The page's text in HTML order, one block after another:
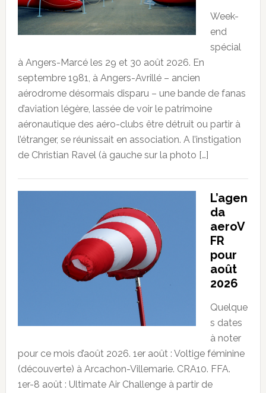
Week-
end
spécial
à Angers-Marcé les 29 et 30 août 2026. En
septembre 1981, à Angers-Avrillé – ancien
aérodrome désormais disparu – une bande de fanas
d’aviation légère, lassée de voir le patrimoine
aéronautique des aéro-clubs être détruit ou partir à
l’étranger, se réunissait en association. A l’instigation
de Christian Ravel (à gauche sur la photo […]
L’agen
da
aeroV
FR
pour
août
2026
Quelque
s dates
à noter
pour ce mois d’août 2026. 1er août : Voltige féminine
(découverte) à Arcachon-Villemarie. CRA10. FFA.
1er-8 août : Ultimate Air Challenge à partir de